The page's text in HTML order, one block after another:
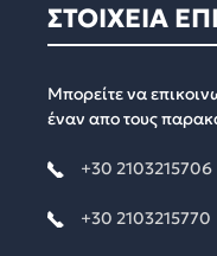
ΣΤΟΙΧΕΙΑ
Μπορείτε να
έναν απο τους
+30 2103215706
+30 2103215770